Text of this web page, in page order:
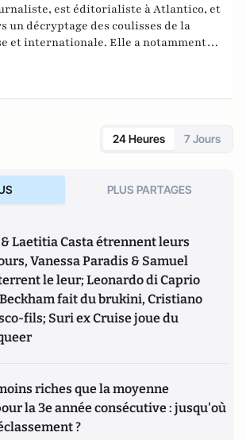
est éditorialiste à Atlantico, et
un décryptage des coulisses de la
et internationale. Elle a notamment
d'une ambition
a également réalisé les documentaires
24 Heures 7 Jours
PLUS PARTAGES
Laetitia Casta étrennent leurs
Vanessa Paradis & Samuel
le leur; Leonardo di Caprio
fait du brukini, Cristiano
fils; Suri ex Cruise joue du
riches que la moyenne
la 3e année consécutive : jusqu'où
?